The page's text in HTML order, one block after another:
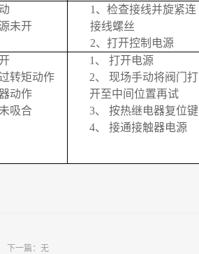
未开
1、 检查接线并旋紧连
接线螺丝
2、 打开控制电源
转矩动作
动作
吸合
1、 打开电源
2、 现场手动将阀门打
开至中间位置再试
3、 按热继电器复位键
4、 接通接触器电源
下一篇：无